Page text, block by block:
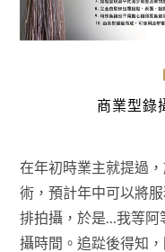
商業型錄
在年初時業主就提過
術，預計年中可以將
排拍攝，於是…我等阿
攝時間。追踨後得知